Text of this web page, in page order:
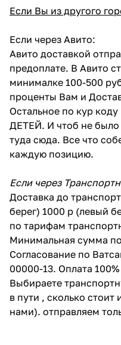
Если Вы из другого
Если через Авито:
Авито доставкой
предоплате. В Авито
минималке 100-500
проценты Вам и
Остальное по кур
ДЕТЕЙ. И чтоб не было
туда сюда. Все что
каждую позицию.
Если через
Доставка до
берег) 1000 р (левый
по тарифам
Минимальная сумма
Согласование по
00000-13. Оплата
Выбираете
в пути , сколько стоит
нами). отправляем